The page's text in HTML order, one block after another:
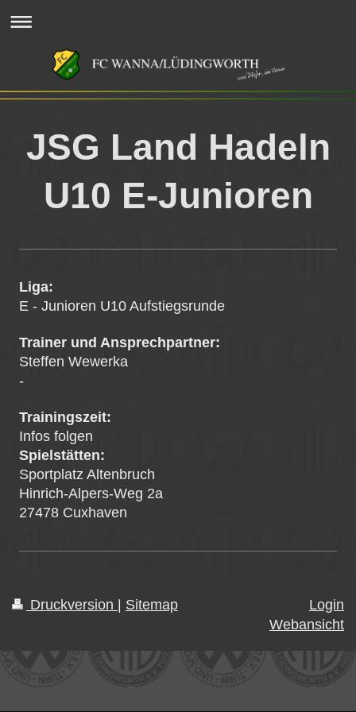
JSG Land Hadeln
U10 E-Junioren
Liga:
E - Junioren U10 Aufstiegsrunde
Trainer und Ansprechpartner:
Steffen Wewerka
-
Trainingszeit:
Infos folgen
Spielstätten:
Sportplatz Altenbruch
Hinrich-Alpers-Weg 2a
27478 Cuxhaven
Druckversion Sitemap
Login
Webansicht